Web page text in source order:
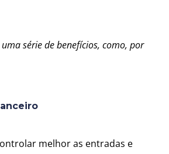
série de benefícios, como, por
melhor as entradas e